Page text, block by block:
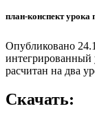
план-конспект
Опубликовано
интегрированный
расчитан на два
Скачать: